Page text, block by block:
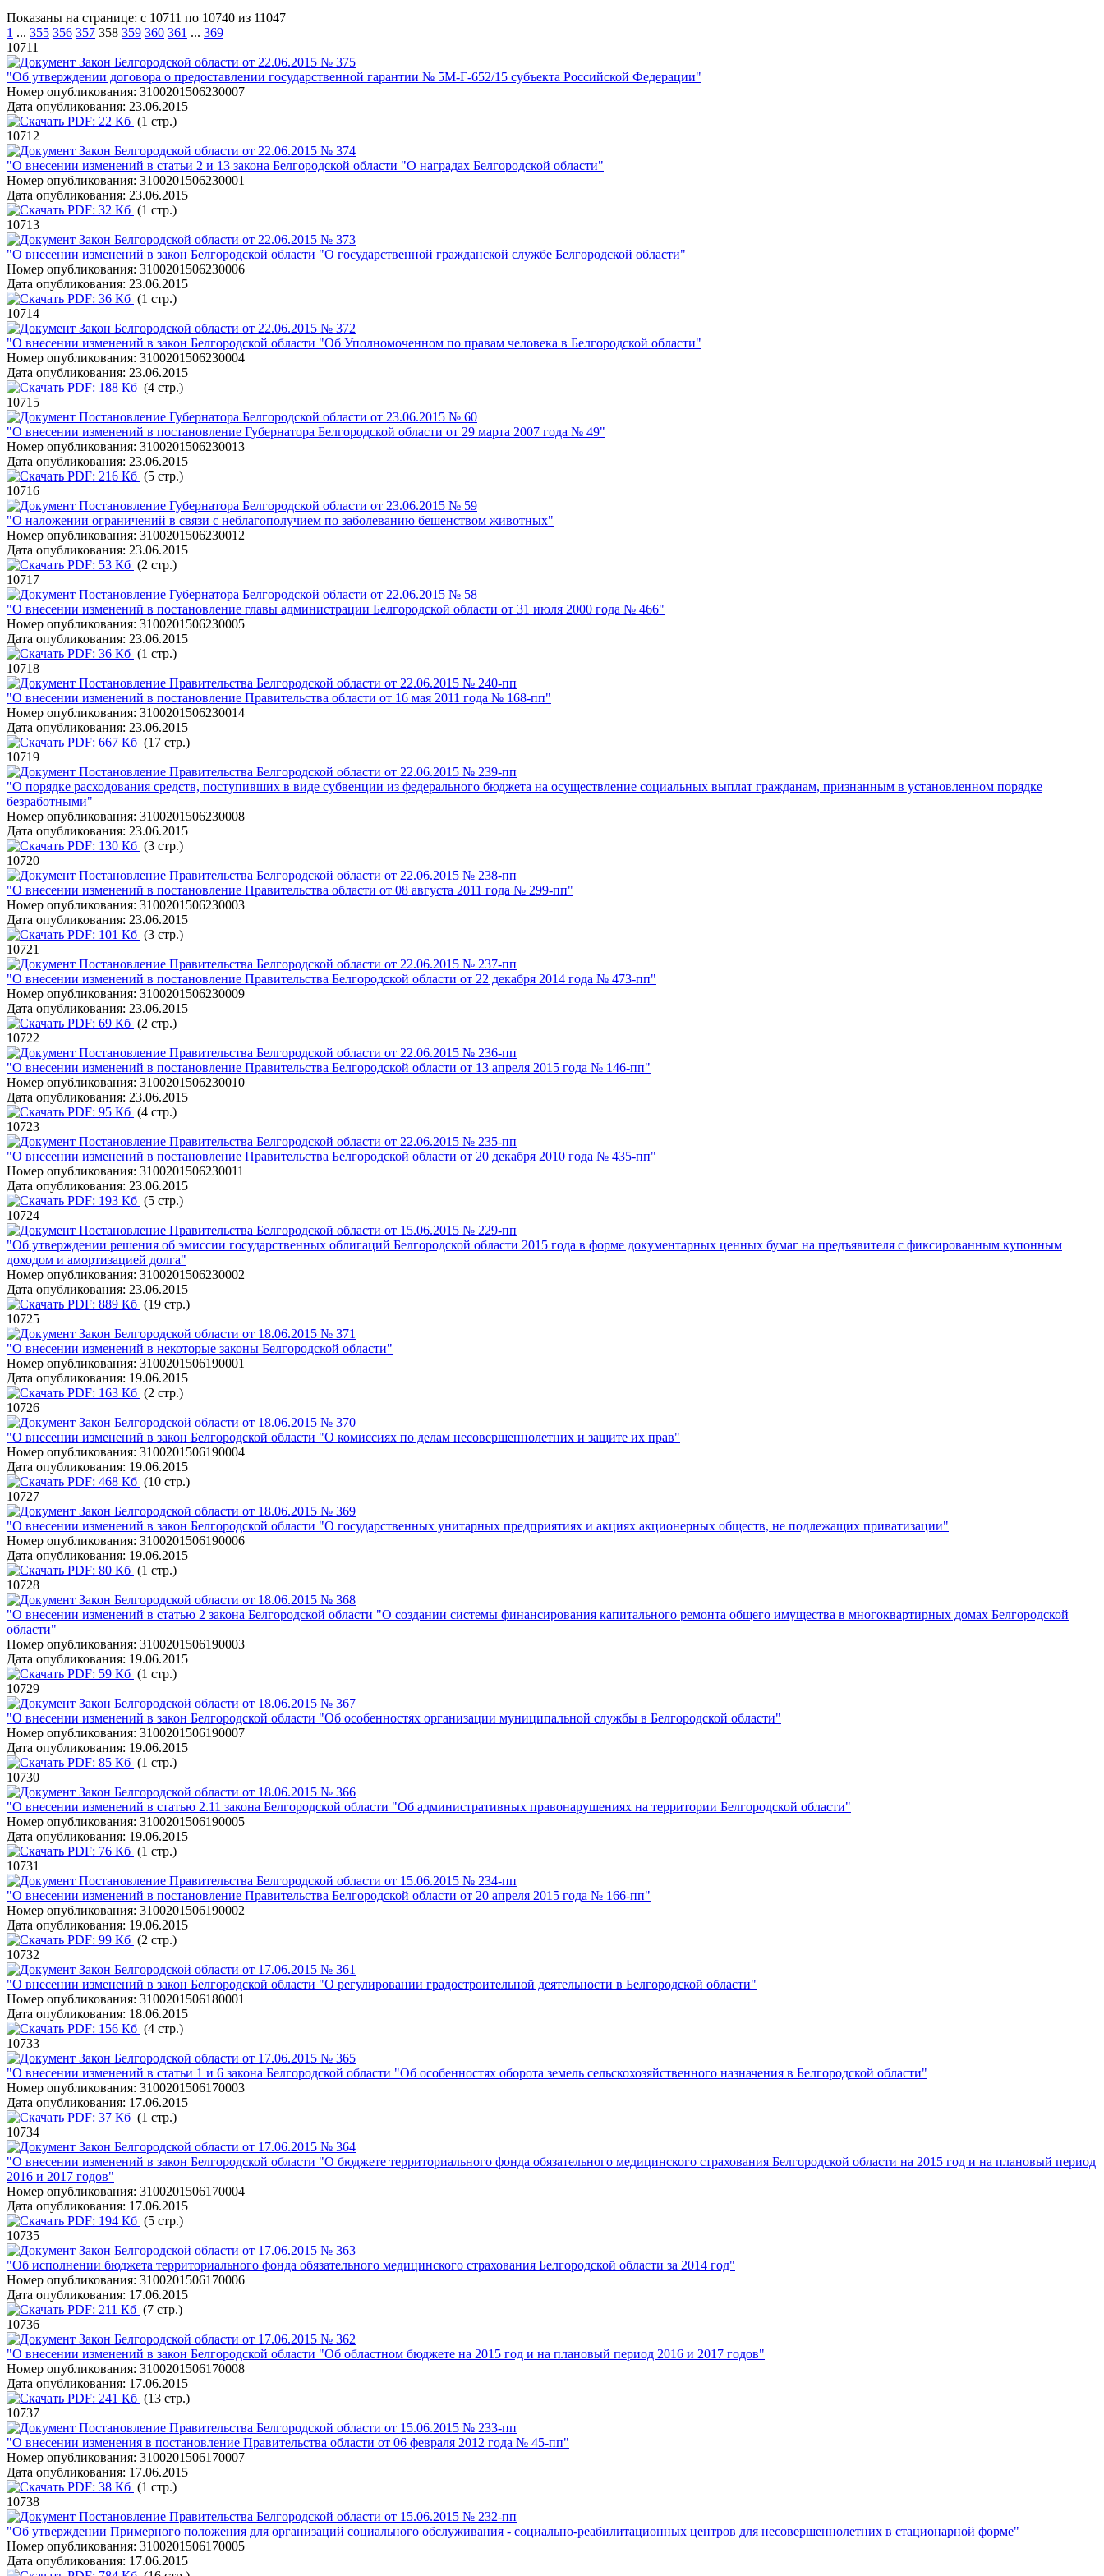
Показаны на странице: с 10711 по 10740 из 11047
1 ... 355 356 357 358 359 360 361 ... 369
10711
Закон Белгородской области от 22.06.2015 № 375
"Об утверждении договора о предоставлении государственной гарантии № 5М-Г-652/15 субъекта Российской Федерации"
Номер опубликования: 3100201506230007
Дата опубликования: 23.06.2015
PDF: 22 Кб (1 стр.)
10712
Закон Белгородской области от 22.06.2015 № 374
"О внесении изменений в статьи 2 и 13 закона Белгородской области "О наградах Белгородской области"
Номер опубликования: 3100201506230001
Дата опубликования: 23.06.2015
PDF: 32 Кб (1 стр.)
10713
Закон Белгородской области от 22.06.2015 № 373
"О внесении изменений в закон Белгородской области "О государственной гражданской службе Белгородской области"
Номер опубликования: 3100201506230006
Дата опубликования: 23.06.2015
PDF: 36 Кб (1 стр.)
10714
Закон Белгородской области от 22.06.2015 № 372
"О внесении изменений в закон Белгородской области "Об Уполномоченном по правам человека в Белгородской области"
Номер опубликования: 3100201506230004
Дата опубликования: 23.06.2015
PDF: 188 Кб (4 стр.)
10715
Постановление Губернатора Белгородской области от 23.06.2015 № 60
"О внесении изменений в постановление Губернатора Белгородской области от 29 марта 2007 года № 49"
Номер опубликования: 3100201506230013
Дата опубликования: 23.06.2015
PDF: 216 Кб (5 стр.)
10716
Постановление Губернатора Белгородской области от 23.06.2015 № 59
"О наложении ограничений в связи с неблагополучием по заболеванию бешенством животных"
Номер опубликования: 3100201506230012
Дата опубликования: 23.06.2015
PDF: 53 Кб (2 стр.)
10717
Постановление Губернатора Белгородской области от 22.06.2015 № 58
"О внесении изменений в постановление главы администрации Белгородской области от 31 июля 2000 года № 466"
Номер опубликования: 3100201506230005
Дата опубликования: 23.06.2015
PDF: 36 Кб (1 стр.)
10718
Постановление Правительства Белгородской области от 22.06.2015 № 240-пп
"О внесении изменений в постановление Правительства области от 16 мая 2011 года № 168-пп"
Номер опубликования: 3100201506230014
Дата опубликования: 23.06.2015
PDF: 667 Кб (17 стр.)
10719
Постановление Правительства Белгородской области от 22.06.2015 № 239-пп
"О порядке расходования средств, поступивших в виде субвенции из федерального бюджета на осуществление социальных выплат гражданам, признанным в установленном порядке
безработными"
Номер опубликования: 3100201506230008
Дата опубликования: 23.06.2015
PDF: 130 Кб (3 стр.)
10720
Постановление Правительства Белгородской области от 22.06.2015 № 238-пп
"О внесении изменений в постановление Правительства области от 08 августа 2011 года № 299-пп"
Номер опубликования: 3100201506230003
Дата опубликования: 23.06.2015
PDF: 101 Кб (3 стр.)
10721
Постановление Правительства Белгородской области от 22.06.2015 № 237-пп
"О внесении изменений в постановление Правительства Белгородской области от 22 декабря 2014 года № 473-пп"
Номер опубликования: 3100201506230009
Дата опубликования: 23.06.2015
PDF: 69 Кб (2 стр.)
10722
Постановление Правительства Белгородской области от 22.06.2015 № 236-пп
"О внесении изменений в постановление Правительства Белгородской области от 13 апреля 2015 года № 146-пп"
Номер опубликования: 3100201506230010
Дата опубликования: 23.06.2015
PDF: 95 Кб (4 стр.)
10723
Постановление Правительства Белгородской области от 22.06.2015 № 235-пп
"О внесении изменений в постановление Правительства Белгородской области от 20 декабря 2010 года № 435-пп"
Номер опубликования: 3100201506230011
Дата опубликования: 23.06.2015
PDF: 193 Кб (5 стр.)
10724
Постановление Правительства Белгородской области от 15.06.2015 № 229-пп
"Об утверждении решения об эмиссии государственных облигаций Белгородской области 2015 года в форме документарных ценных бумаг на предъявителя с фиксированным купонным
доходом и амортизацией долга"
Номер опубликования: 3100201506230002
Дата опубликования: 23.06.2015
PDF: 889 Кб (19 стр.)
10725
Закон Белгородской области от 18.06.2015 № 371
"О внесении изменений в некоторые законы Белгородской области"
Номер опубликования: 3100201506190001
Дата опубликования: 19.06.2015
PDF: 163 Кб (2 стр.)
10726
Закон Белгородской области от 18.06.2015 № 370
"О внесении изменений в закон Белгородской области "О комиссиях по делам несовершеннолетних и защите их прав"
Номер опубликования: 3100201506190004
Дата опубликования: 19.06.2015
PDF: 468 Кб (10 стр.)
10727
Закон Белгородской области от 18.06.2015 № 369
"О внесении изменений в закон Белгородской области "О государственных унитарных предприятиях и акциях акционерных обществ, не подлежащих приватизации"
Номер опубликования: 3100201506190006
Дата опубликования: 19.06.2015
PDF: 80 Кб (1 стр.)
10728
Закон Белгородской области от 18.06.2015 № 368
"О внесении изменений в статью 2 закона Белгородской области "О создании системы финансирования капитального ремонта общего имущества в многоквартирных домах Белгородской
области"
Номер опубликования: 3100201506190003
Дата опубликования: 19.06.2015
PDF: 59 Кб (1 стр.)
10729
Закон Белгородской области от 18.06.2015 № 367
"О внесении изменений в закон Белгородской области "Об особенностях организации муниципальной службы в Белгородской области"
Номер опубликования: 3100201506190007
Дата опубликования: 19.06.2015
PDF: 85 Кб (1 стр.)
10730
Закон Белгородской области от 18.06.2015 № 366
"О внесении изменений в статью 2.11 закона Белгородской области "Об административных правонарушениях на территории Белгородской области"
Номер опубликования: 3100201506190005
Дата опубликования: 19.06.2015
PDF: 76 Кб (1 стр.)
10731
Постановление Правительства Белгородской области от 15.06.2015 № 234-пп
"О внесении изменений в постановление Правительства Белгородской области от 20 апреля 2015 года № 166-пп"
Номер опубликования: 3100201506190002
Дата опубликования: 19.06.2015
PDF: 99 Кб (2 стр.)
10732
Закон Белгородской области от 17.06.2015 № 361
"О внесении изменений в закон Белгородской области "О регулировании градостроительной деятельности в Белгородской области"
Номер опубликования: 3100201506180001
Дата опубликования: 18.06.2015
PDF: 156 Кб (4 стр.)
10733
Закон Белгородской области от 17.06.2015 № 365
"О внесении изменений в статьи 1 и 6 закона Белгородской области "Об особенностях оборота земель сельскохозяйственного назначения в Белгородской области"
Номер опубликования: 3100201506170003
Дата опубликования: 17.06.2015
PDF: 37 Кб (1 стр.)
10734
Закон Белгородской области от 17.06.2015 № 364
"О внесении изменений в закон Белгородской области "О бюджете территориального фонда обязательного медицинского страхования Белгородской области на 2015 год и на плановый период
2016 и 2017 годов"
Номер опубликования: 3100201506170004
Дата опубликования: 17.06.2015
PDF: 194 Кб (5 стр.)
10735
Закон Белгородской области от 17.06.2015 № 363
"Об исполнении бюджета территориального фонда обязательного медицинского страхования Белгородской области за 2014 год"
Номер опубликования: 3100201506170006
Дата опубликования: 17.06.2015
PDF: 211 Кб (7 стр.)
10736
Закон Белгородской области от 17.06.2015 № 362
"О внесении изменений в закон Белгородской области "Об областном бюджете на 2015 год и на плановый период 2016 и 2017 годов"
Номер опубликования: 3100201506170008
Дата опубликования: 17.06.2015
PDF: 241 Кб (13 стр.)
10737
Постановление Правительства Белгородской области от 15.06.2015 № 233-пп
"О внесении изменения в постановление Правительства области от 06 февраля 2012 года № 45-пп"
Номер опубликования: 3100201506170007
Дата опубликования: 17.06.2015
PDF: 38 Кб (1 стр.)
10738
Постановление Правительства Белгородской области от 15.06.2015 № 232-пп
"Об утверждении Примерного положения для организаций социального обслуживания - социально-реабилитационных центров для несовершеннолетних в стационарной форме"
Номер опубликования: 3100201506170005
Дата опубликования: 17.06.2015